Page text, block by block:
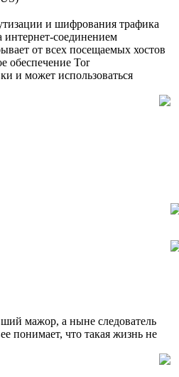
и шифрования трафика
интернет-соединением
от всех посещаемых хостов
обеспечение Tor
и может использоваться
мажор, а ныне следователь
понимает, что такая жизнь не